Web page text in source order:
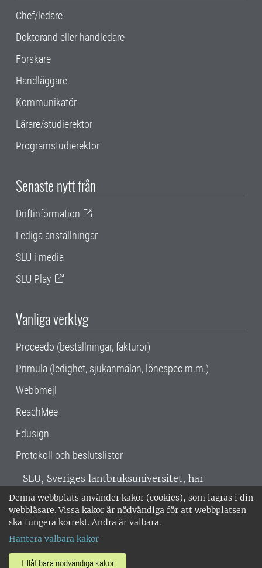
Denna webbplats använder kakor (cookies), som lagras i din
webbläsare. Vissa kakor är nödvändiga för att webbplatsen
ska fungera korrekt. Andra är valbara.
Hantera valbara kakor
Tillåt bara nödvändiga kakor
Chef/ledare
Doktorand eller handledare
Forskare
Handläggare
Kommunikatör
Lärare/studierektor
Programstudierektor
Senaste nytt från
Driftinformation
Lediga anställningar
SLU i media
SLU Play
Vanliga verktyg
Proceedo (beställningar, fakturor)
Primula (ledighet, sjukanmälan, lönespec m.m.)
Webbmejl
ReachMee
Edusign
Protokoll och beslutslistor
SLU, Sveriges lantbruksuniversitet, har
verksamhet över hela Sverige. Huvudorter är
Alnarp, Uppsala och Umeå.SLU är
miljöcertifierat enligt ISO 14001. •
018-67 10 00 • Org nr: 202100-2817 •
Om SLU:s webbplatser